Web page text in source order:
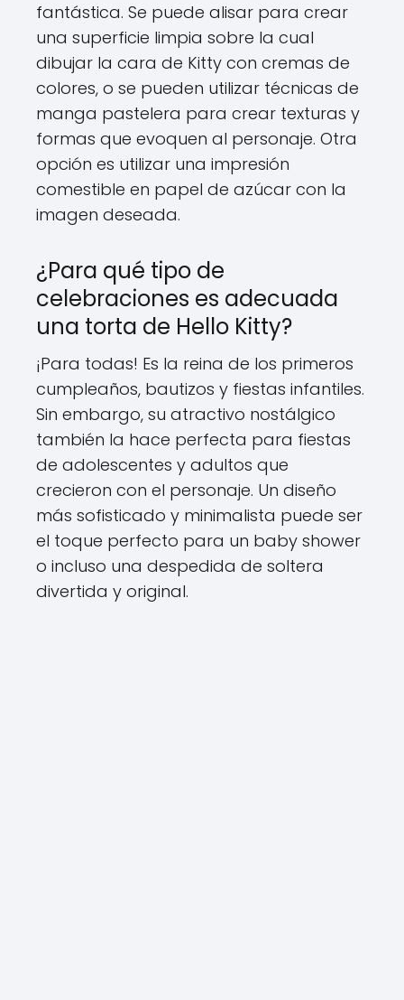
fantástica. Se puede alisar para crear
una superficie limpia sobre la cual
dibujar la cara de Kitty con cremas de
colores, o se pueden utilizar técnicas de
manga pastelera para crear texturas y
formas que evoquen al personaje. Otra
opción es utilizar una impresión
comestible en papel de azúcar con la
imagen deseada.
¿Para qué tipo de
celebraciones es adecuada
una torta de Hello Kitty?
¡Para todas! Es la reina de los primeros
cumpleaños, bautizos y fiestas infantiles.
Sin embargo, su atractivo nostálgico
también la hace perfecta para fiestas
de adolescentes y adultos que
crecieron con el personaje. Un diseño
más sofisticado y minimalista puede ser
el toque perfecto para un baby shower
o incluso una despedida de soltera
divertida y original.